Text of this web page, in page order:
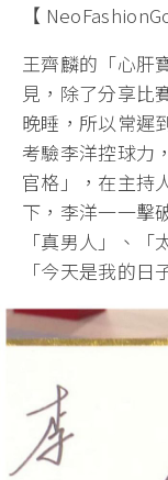
【
王齊麟的「心肝
見，除了分享比
晚睡，所以常遲
考驗李洋控球力
官格」，在主持
下，李洋一一擊
「真男人」、
「今天是我的日